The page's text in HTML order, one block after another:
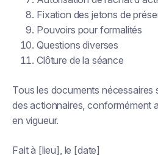
Fixation des jetons de
Pouvoirs pour formalités
Questions diverses
Clôture de la séance
Tous les documents nécessaires
des actionnaires, conformément
en vigueur.
Fait à [lieu], le [date]